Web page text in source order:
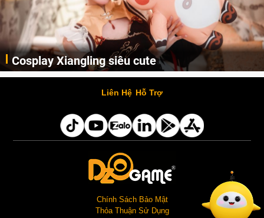
Cosplay Xiangling siêu cute
Cùng thưởng thức những hình ảnh cosplay Xiangling trong Genshin Impact siêu dễ thương của người dùng Weibo "阿包也是兔娘"
Liên Hệ Hỗ Trợ
Chính Sách Bảo Mật
Thỏa Thuận Sử Dụng